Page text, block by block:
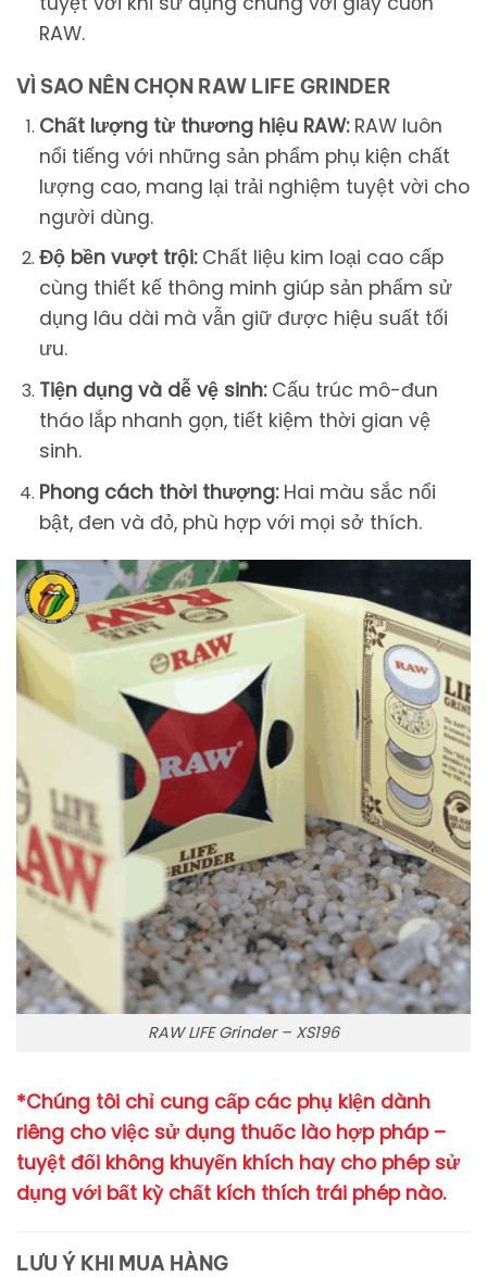
RAW.
VÌ SAO NÊN CHỌN RAW LIFE GRINDER
Chất lượng từ thương hiệu RAW: RAW luôn
nổi tiếng với những sản phẩm phụ kiện chất
lượng cao, mang lại trải nghiệm tuyệt vời cho
người dùng.
Độ bền vượt trội: Chất liệu kim loại cao cấp
cùng thiết kế thông minh giúp sản phẩm sử
dụng lâu dài mà vẫn giữ được hiệu suất tối
ưu.
Tiện dụng và dễ vệ sinh:Cấu trúc mô-đun
tháo lắp nhanh gọn, tiết kiệm thời gian vệ
sinh.
Phong cách thời thượng:Hai màu sắc nổi
bật, đen và đỏ, phù hợp với mọi sở thích.
RAW LIFE Grinder – XS196
*Chúng tôi chỉ cung cấp các phụ kiện dành
riêng cho việc sử dụng thuốc lào hợp pháp –
tuyệt đối không khuyến khích hay cho phép sử
dụng với bất kỳ chất kích thích trái phép nào.
LƯU Ý KHI MUA HÀNG